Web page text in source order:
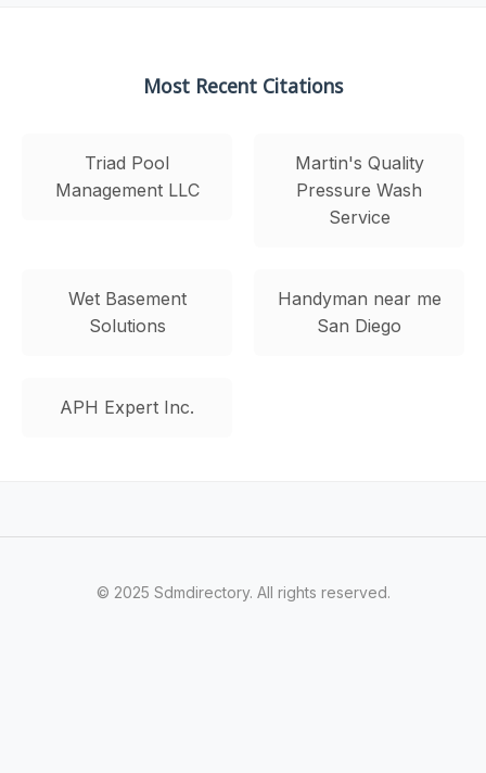
Most Recent Citations
Triad Pool
Management LLC
Martin's Quality
Pressure Wash
Service
Wet Basement
Solutions
Handyman near me
San Diego
APH Expert Inc.
© 2025 Sdmdirectory. All rights reserved.